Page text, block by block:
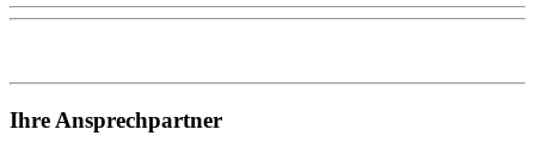
Ihre Ansprechpartner